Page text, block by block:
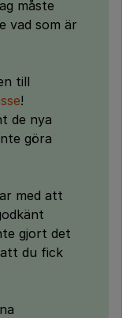
måste
vad som är
till
!
de nya
göra
med att
gjort det
du fick